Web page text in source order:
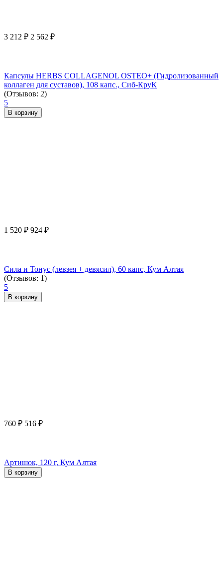
3 212 ₽ 2 562 ₽
Капсулы HERBS COLLAGENOL OSTEO+ (Гидролизованный
коллаген для суставов), 108 капс., Сиб-КруК
(Отзывов: 2)
5
В корзину
1 520 ₽ 924 ₽
Сила и Тонус (левзея + девясил), 60 капс, Кум Алтая
(Отзывов: 1)
5
В корзину
760 ₽ 516 ₽
Артишок, 120 г, Кум Алтая
В корзину